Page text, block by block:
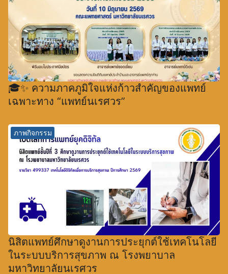
🎓✨ ความภาคภูมิใจแห่งก้าวสำคัญของแพทย์
เฉพาะทาง “แพทย์นเรศวร”
ภาพกิจกรรม
นิสิตแพทย์ศึกษาดูงานการประยุกต์ใช้เทคโนโลยี
ในระบบบริการสุขภาพ ณ โรงพยาบาล
มหาวิทยาลัยนเรศวร